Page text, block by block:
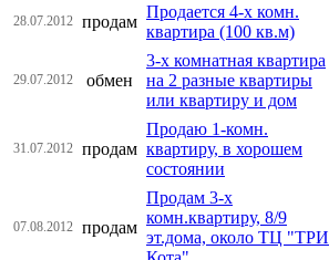
28.07.2012 продам
Продается 4-х комн.
квартира (100 кв.м)
29.07.2012 обмен
3-х комнатная квартира
на 2 разные квартиры
или квартиру и дом
31.07.2012 продам
Продаю 1-комн.
квартиру, в хорошем
состоянии
07.08.2012 продам
Продам 3-х
комн.квартиру, 8/9
эт.дома, около ТЦ "ТРИ